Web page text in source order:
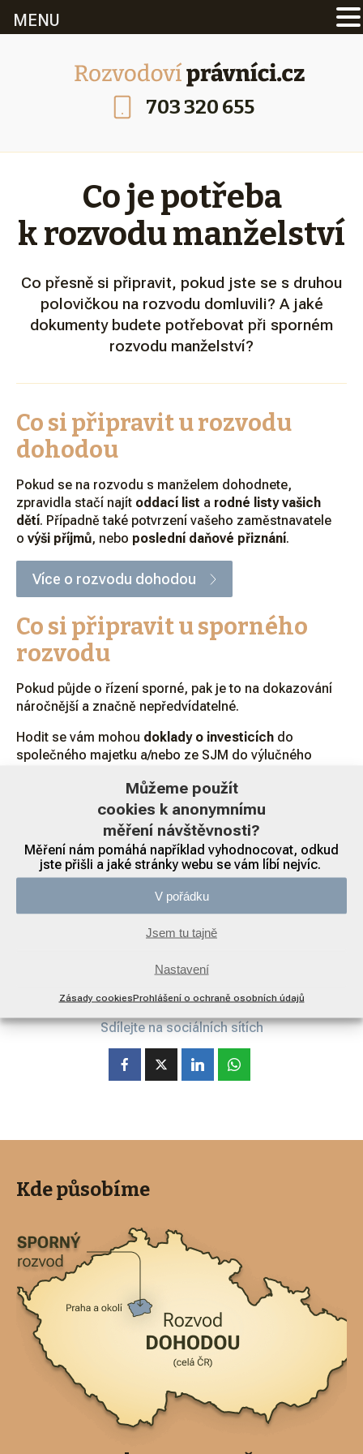
Můžeme použít
cookies k anonymnímu
měření návštěvnosti?
Měření nám pomáhá například vyhodnocovat, odkud
jste přišli a jaké stránky webu se vám líbí nejvíc.
V pořádku
Jsem tu tajně
Nastavení
Zásady cookiesProhlášení o ochraně osobních údajů
703 320 655
Co je potřeba
k rozvodu manželství
Co přesně si připravit, pokud jste se s druhou
polovičkou na rozvodu domluvili? A jaké
dokumenty budete potřebovat při sporném
rozvodu manželství?
Co si připravit u rozvodu
dohodou
Pokud se na rozvodu s manželem dohodnete,
zpravidla stačí najít oddací list a rodné listy vašich
dětí. Případně také potvrzení vašeho zaměstnavatele
o výši příjmů, nebo poslední daňové přiznání.
Více o rozvodu dohodou
Co si připravit u sporného
rozvodu
Pokud půjde o řízení sporné, pak je to na dokazování
náročnější a značně nepředvídatelné.
Hodit se vám mohou doklady o investicích do
společného majetku a/nebo ze SJM do výlučného
mezi manželi a/nebo tím třetím, který stojí za rozvratem
Ve vyhrocených řízeních může jít i ozprávy OSPOD
PČR, znalecká
zkoumánídětí či rodičů,posudkytýkající se hodnoty
Více o sporném rozvodu manželství
Sdílejte na sociálních sítích
Kde působíme
MENU